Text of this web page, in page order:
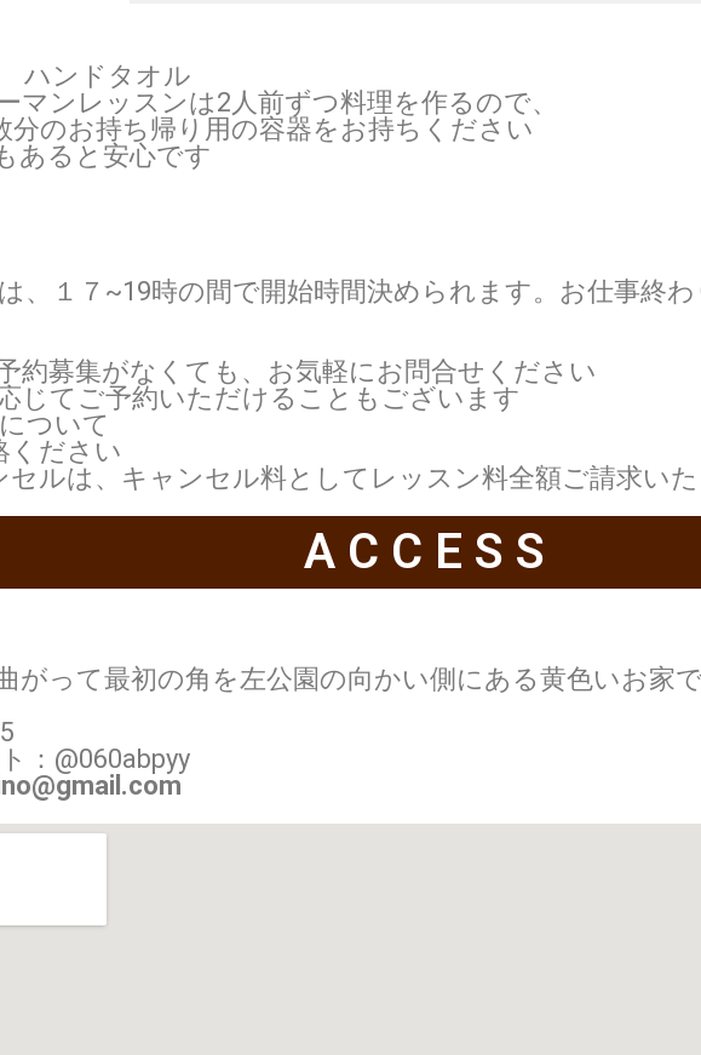
ハンドタオル
ッスンは2人前ずつ料理を作るので、
ち帰り用の容器をお持ちください
安心です
、１７~19時の間で開始時間決められます。お仕事終
約募集がなくても、お気軽にお問合せください
じてご予約いただけることもございます
ついて
ださい
ルは、キャンセル料としてレッスン料全額ご請求い
ACCESS
がって最初の角を左公園の向かい側にある黄色いお家
：@060abpyy